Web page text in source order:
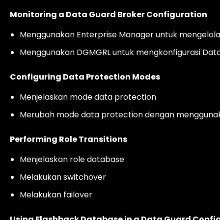
Monitoring a Data Guard Broker Configuration
Menggunakan Enterprise Manager untuk
Menggunakan DGMGRL untuk mengkonfigurasi
Configuring Data Protection Modes
Menjelaskan mode data protection
Merubah mode data protection dengan
Performing Role Transitions
Menjelaskan role database
Melakukan switchover
Melakukan failover